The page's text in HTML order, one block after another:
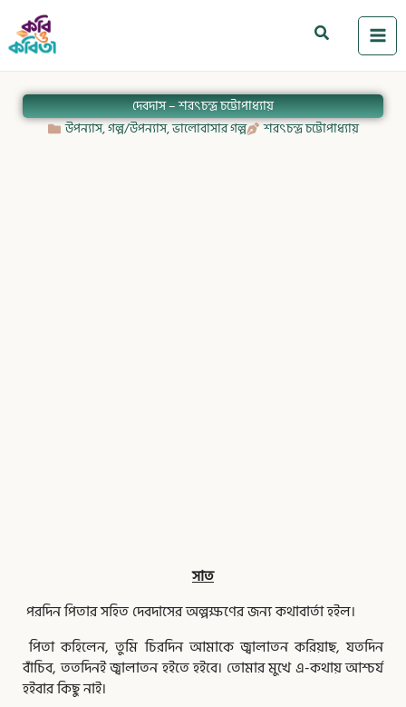
content
Search
দেবদাস – শরৎচন্দ্র চট্টোপাধ্যায়
উপন্যাস,গল্প/উপন্যাস,ভালোবাসার গল্প শরৎচন্দ্র চট্টোপাধ্যায়
সাত
পরদিন পিতার সহিত দেবদাসের অল্পক্ষণের জন্য কথাবার্তা হইল।
পিতা কহিলেন, তুমি চিরদিন আমাকে জ্বালাতন করিয়াছ, যতদিন
বাঁচিব, ততদিনই জ্বালাতন হইতে হইবে। তোমার মুখে এ-কথায় আশ্চর্য
হইবার কিছু নাই।